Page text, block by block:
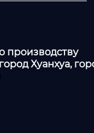
производству
Хуанхуа,